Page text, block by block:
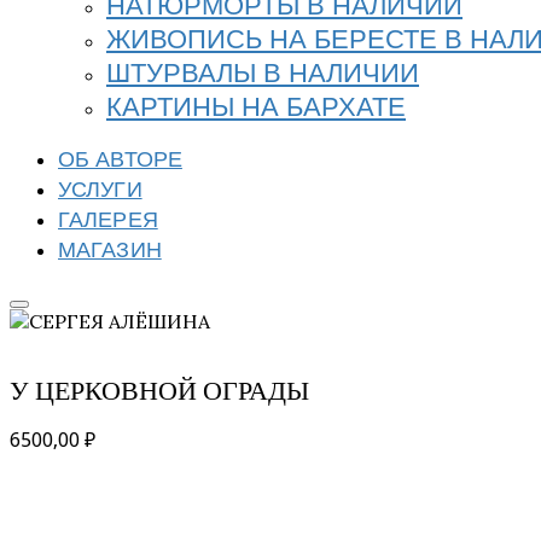
НАТЮРМОРТЫ В НАЛИЧИИ
ЖИВОПИСЬ НА БЕРЕСТЕ В
ШТУРВАЛЫ В НАЛИЧИИ
КАРТИНЫ НА БАРХАТЕ
ОБ АВТОРЕ
УСЛУГИ
ГАЛЕРЕЯ
МАГАЗИН
У ЦЕРКОВНОЙ ОГРАДЫ
6500,00 ₽